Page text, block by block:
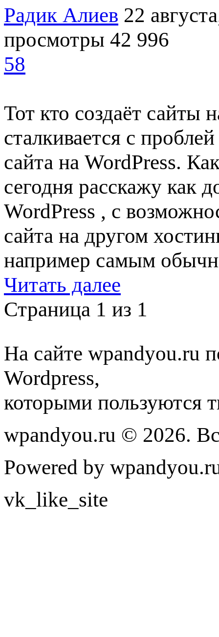
Радик Алиев 22
просмотры 42 996
58
Тот кто создаёт сайты
сталкивается с
сайта на WordPress.
сегодня расскажу как
WordPress , с
сайта на другом
например самым
Читать далее
Страница 1 из 1
На сайте wpandyou.ru
Wordpress,
которыми пользуются
wpandyou.ru © 2026.
Powered by
vk_like_site